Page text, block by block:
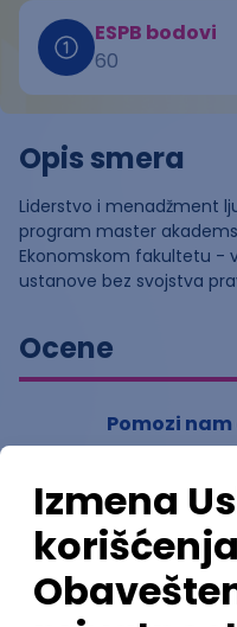
ESPB bodovi
60
Opis smera
Liderstvo i menadžment
program master
Ekonomskom fakultetu -
ustanove bez svojstva
Ocene
Pomozi
(